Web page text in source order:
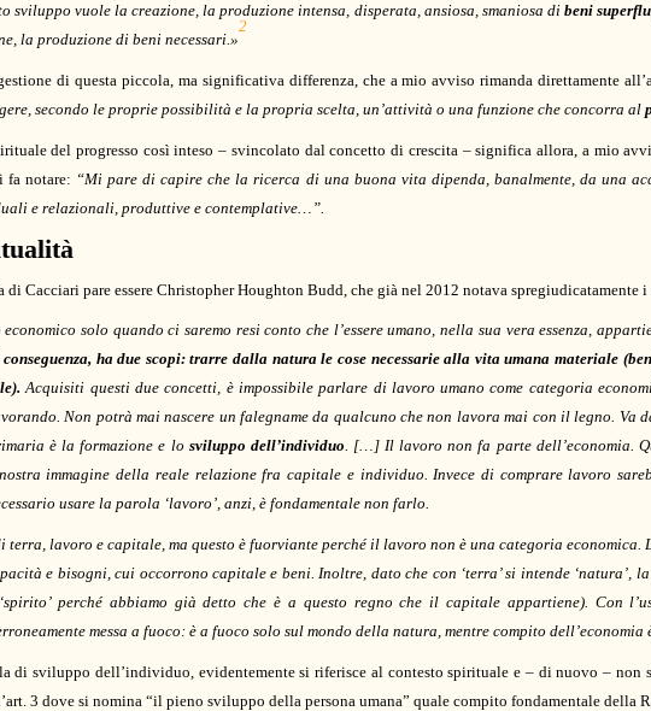
sviluppo vuole la creazione, la produzione intensa, disperata, ansiosa, smaniosa di beni
la produzione di beni necessari.»
2
di questa piccola, ma significativa differenza, che a mio avviso rimanda direttamente
secondo le proprie possibilità e la propria scelta, un’attività o una funzione che concorra al
del progresso così inteso – svincolato dal concetto di crescita – significa allora, a mio
fa notare: “Mi pare di capire che la ricerca di una buona vita dipenda, banalmente, da una
e relazionali, produttive e contemplative…”.
di Cacciari pare essere Christopher Houghton Budd, che già nel 2012 notava
economico solo quando ci saremo resi conto che l’essere umano, nella sua vera essenza,
conseguenza, ha due scopi: trarre dalla natura le cose necessarie alla vita umana materiale
Acquisiti questi due concetti, è impossibile parlare di lavoro umano come categoria
Non potrà mai nascere un falegname da qualcuno che non lavora mai con il legno. Va
è la formazione e lo sviluppo dell’individuo. […] Il lavoro non fa parte dell’economia.
immagine della reale relazione fra capitale e individuo. Invece di comprare lavoro
usare la parola ‘lavoro’, anzi, è fondamentale non farlo.
terra, lavoro e capitale, ma questo è fuorviante perché il lavoro non è una categoria economica.
e bisogni, cui occorrono capitale e beni. Inoltre, dato che con ‘terra’ si intende ‘natura’,
perché abbiamo già detto che è a questo regno che il capitale appartiene). Con
messa a fuoco: è a fuoco solo sul mondo della natura, mentre compito
di sviluppo dell’individuo, evidentemente si riferisce al contesto spirituale e – di nuovo – non
3 dove si nomina “il pieno sviluppo della persona umana” quale compito fondamentale della